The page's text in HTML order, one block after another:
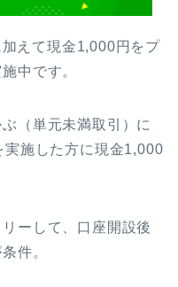
えて現金1,000円をプ
中です。
（単元未満取引）に
実施した方に現金1,000
ーして、口座開設後
件。